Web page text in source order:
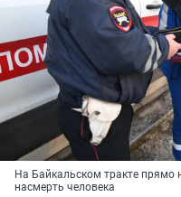
На Байкальском тракте прямо
насмерть человека